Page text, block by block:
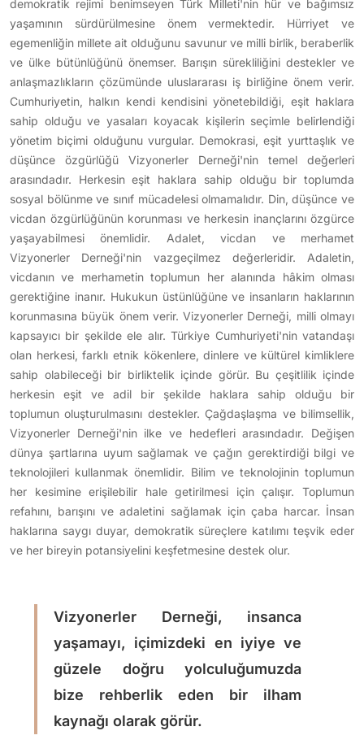
demokratik rejimi benimseyen Türk Milleti'nin hür ve bağımsız
yaşamının sürdürülmesine önem vermektedir. Hürriyet ve
egemenliğin millete ait olduğunu savunur ve milli birlik, beraberlik
ve ülke bütünlüğünü önemser. Barışın sürekliliğini destekler ve
anlaşmazlıkların çözümünde uluslararası iş birliğine önem verir.
Cumhuriyetin, halkın kendi kendisini yönetebildiği, eşit haklara
sahip olduğu ve yasaları koyacak kişilerin seçimle belirlendiği
yönetim biçimi olduğunu vurgular. Demokrasi, eşit yurttaşlık ve
düşünce özgürlüğü Vizyonerler Derneği'nin temel değerleri
arasındadır. Herkesin eşit haklara sahip olduğu bir toplumda
sosyal bölünme ve sınıf mücadelesi olmamalıdır. Din, düşünce ve
vicdan özgürlüğünün korunması ve herkesin inançlarını özgürce
yaşayabilmesi önemlidir. Adalet, vicdan ve merhamet
Vizyonerler Derneği'nin vazgeçilmez değerleridir. Adaletin,
vicdanın ve merhametin toplumun her alanında hâkim olması
gerektiğine inanır. Hukukun üstünlüğüne ve insanların haklarının
korunmasına büyük önem verir. Vizyonerler Derneği, milli olmayı
kapsayıcı bir şekilde ele alır. Türkiye Cumhuriyeti'nin vatandaşı
olan herkesi, farklı etnik kökenlere, dinlere ve kültürel kimliklere
sahip olabileceği bir birliktelik içinde görür. Bu çeşitlilik içinde
herkesin eşit ve adil bir şekilde haklara sahip olduğu bir
toplumun oluşturulmasını destekler. Çağdaşlaşma ve bilimsellik,
Vizyonerler Derneği'nin ilke ve hedefleri arasındadır. Değişen
dünya şartlarına uyum sağlamak ve çağın gerektirdiği bilgi ve
teknolojileri kullanmak önemlidir. Bilim ve teknolojinin toplumun
her kesimine erişilebilir hale getirilmesi için çalışır. Toplumun
refahını, barışını ve adaletini sağlamak için çaba harcar. İnsan
haklarına saygı duyar, demokratik süreçlere katılımı teşvik eder
ve her bireyin potansiyelini keşfetmesine destek olur.
Vizyonerler Derneği, insanca
yaşamayı, içimizdeki en iyiye ve
güzele doğru yolculuğumuzda
bize rehberlik eden bir ilham
kaynağı olarak görür.